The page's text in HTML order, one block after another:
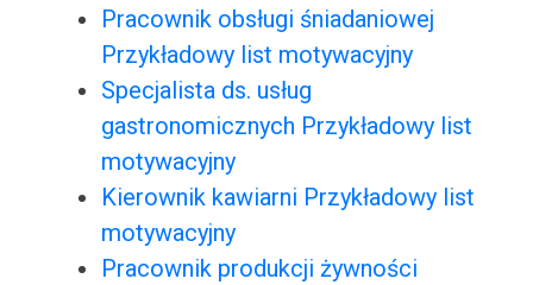
Pracownik obsługi śniadaniowej
Przykładowy list motywacyjny
Specjalista ds. usług
gastronomicznych Przykładowy list
motywacyjny
Kierownik kawiarni Przykładowy list
motywacyjny
Pracownik produkcji żywności